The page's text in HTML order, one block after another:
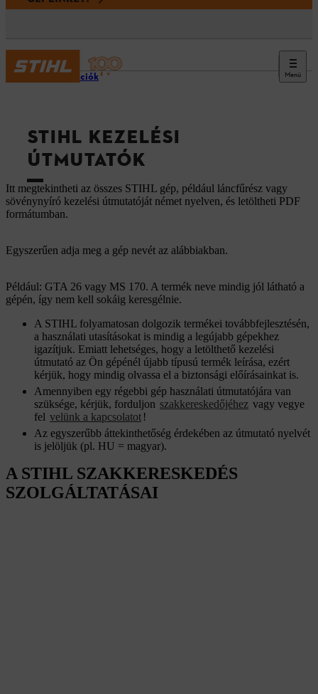
Menü
Információk
STIHL KEZELÉSI
ÚTMUTATÓK
Itt megtekintheti az összes STIHL gép, például láncfűrész vagy
sövénynyíró kezelési útmutatóját német nyelven, és letöltheti PDF
formátumban.
Egyszerűen adja meg a gép nevét az alábbiakban.
Például: GTA 26 vagy MS 170. A termék neve mindig jól látható a
gépén, így nem kell sokáig keresgélnie.
A STIHL folyamatosan dolgozik termékei továbbfejlesztésén,
a használati utasításokat is mindig a legújabb gépekhez
igazítjuk. Emiatt lehetséges, hogy a letölthető kezelési
útmutató az Ön gépénél újabb típusú termék leírása, ezért
kérjük, hogy mindig olvassa el a biztonsági előírásainkat is.
Amennyiben egy régebbi gép használati útmutatójára van
szüksége, kérjük, forduljon szakkereskedőjéhez vagy vegye
fel velünk a kapcsolatot !
Az egyszerűbb áttekinthetőség érdekében az útmutató nyelvét
is jelöljük (pl. HU = magyar).
A STIHL SZAKKERESKEDÉS
SZOLGÁLTATÁSAI